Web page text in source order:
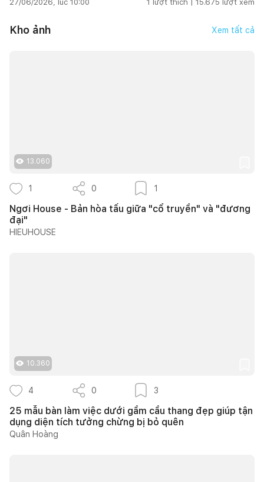
27/06/2026, lúc 10:00 1 lượt thích | 15.675 lượt xem
Kho ảnh Xem tất cả
13.060
1 0 1
Ngơi House - Bản hòa tấu giữa "cổ truyền" và "đương
đại"
HIEUHOUSE
10.360
4 0 3
25 mẫu bàn làm việc dưới gầm cầu thang đẹp giúp tận
dụng diện tích tưởng chừng bị bỏ quên
Quân Hoàng